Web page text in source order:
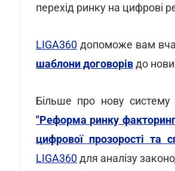
перехід ринку на цифрові
LIGA360 допоможе вам
шаблони договорівдо
Більше про нову систему
"Реформа ринку
цифрової прозорості та
LIGA360для аналізу